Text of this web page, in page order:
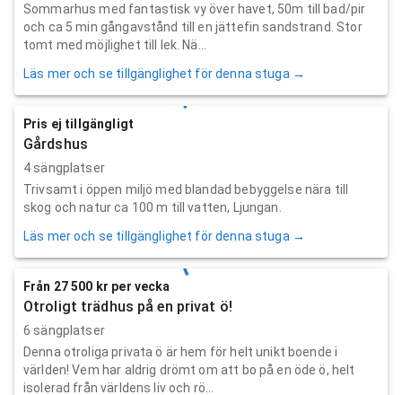
Sommarhus med fantastisk vy över havet, 50m till bad/pir
och ca 5 min gångavstånd till en jättefin sandstrand. Stor
tomt med möjlighet till lek. Nä...
Läs mer och se tillgänglighet för denna stuga →
Pris ej tillgängligt
Gårdshus
4 sängplatser
Trivsamt i öppen miljö med blandad bebyggelse nära till
skog och natur ca 100 m till vatten, Ljungan.
Läs mer och se tillgänglighet för denna stuga →
Från 27 500 kr per vecka
Otroligt trädhus på en privat ö!
6 sängplatser
Denna otroliga privata ö är hem för helt unikt boende i
världen! Vem har aldrig drömt om att bo på en öde ö, helt
isolerad från världens liv och rö...